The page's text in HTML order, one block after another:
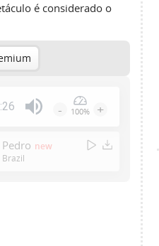
é considerado o
- 100% +
Pedro new
Brazil